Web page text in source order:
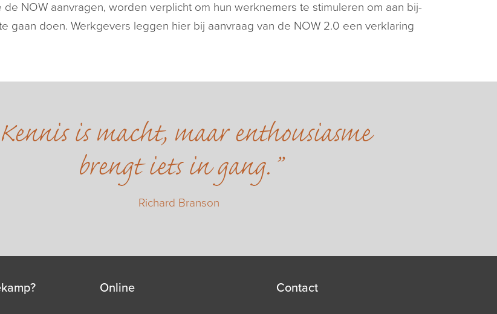
de NOW aanvragen, worden verplicht om hun werknemers te stimuleren om aan bij-
gaan doen. Werkgevers leggen hier bij aanvraag van de NOW 2.0 een verklaring
is macht, maar enthousiasme
brengt iets in gang.
Richard Branson
Online Contact